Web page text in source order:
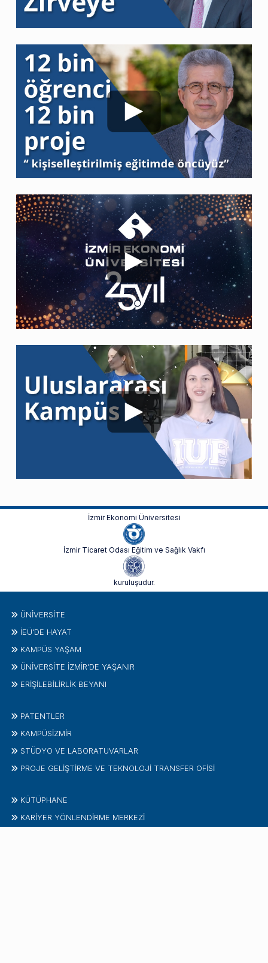
İzmir Ekonomi Üniversitesi
İzmir Ticaret Odası Eğitim ve Sağlık Vakfı
kuruluşudur.
ÜNIVERSITE
İEÜ'DE HAYAT
KAMPÜS YAŞAM
ÜNİVERSİTE İZMİR'DE YAŞANIR
ERİŞİLEBİLİRLİK BEYANI
PATENTLER
KAMPÜSİZMIR
STÜDYO VE LABORATUVARLAR
PROJE GELIŞTIRME VE TEKNOLOJI TRANSFER OFISI
KÜTÜPHANE
KARİYER YÖNLENDİRME MERKEZİ